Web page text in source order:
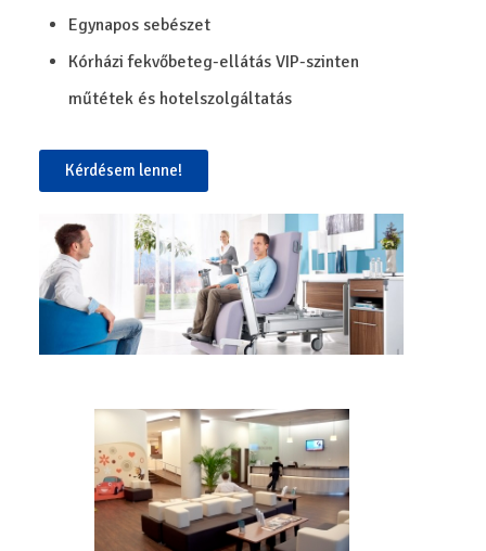
Egynapos sebészet
Kórházi fekvőbeteg-ellátás VIP-szinten
műtétek és hotelszolgáltatás
Kérdésem lenne!